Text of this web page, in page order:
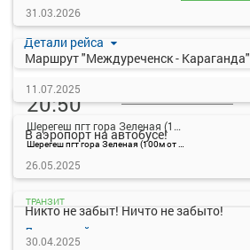
Детали рейса
ТРАНЗИТ
20:50
Шерегеш пгт гора Зеленая (100м от ул Снежная 8/2)
Шерегеш пгт гора Зеленая (100м от ул Снежная 8/2)
Детали рейса
— руб.
ТРАНЗИТ
31.03.2026
Маршрут "Междуреченск - Караганда"
11.07.2025
В аэропорт на автобусе!
26.05.2025
Никто не забыт! Ничто не забыто!
30.04.2025